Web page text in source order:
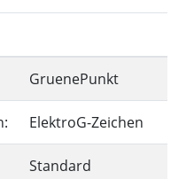
GruenePunkt
ElektroG-Zeichen
Standard